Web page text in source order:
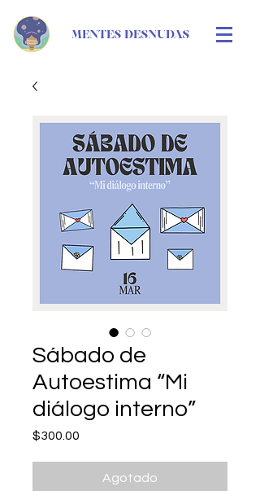
MENTES DESNUDAS
Sábado de
Autoestima “Mi
diálogo interno”
$300.00
Agotado